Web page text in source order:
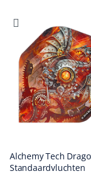
Alchemy Tech
Standaardvluchten